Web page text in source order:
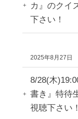
カ』のクイ
下さい！
2025年8月27日
8/28(木
書き』特待
視聴下さい！